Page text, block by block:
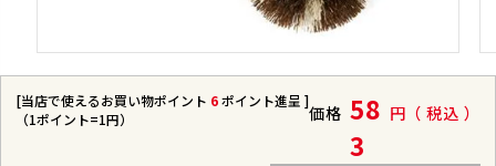
[当店で使えるお買い物ポイント 6ポイント進呈 ]
（1ポイント=1円）
価格 58
3
税込